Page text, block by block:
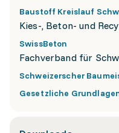
Baustoff Kreislauf
Kies-, Beton- und
SwissBeton
Fachverband für
Schweizerscher
Gesetzliche